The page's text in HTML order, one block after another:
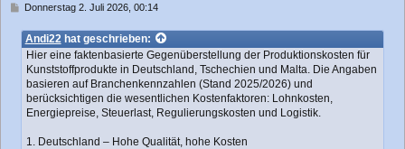
B
i
t
Donnerstag 2. Juli 2026, 00:14
Andi22 hat geschrieben:
Hier eine faktenbasierte Gegenüberstellung der Produktionskosten für
Kunststoffprodukte in Deutschland, Tschechien und Malta. Die Angaben
basieren auf Branchenkennzahlen (Stand 2025/2026) und
berücksichtigen die wesentlichen Kostenfaktoren: Lohnkosten,
Energiepreise, Steuerlast, Regulierungskosten und Logistik.
1. Deutschland – Hohe Qualität, hohe Kosten